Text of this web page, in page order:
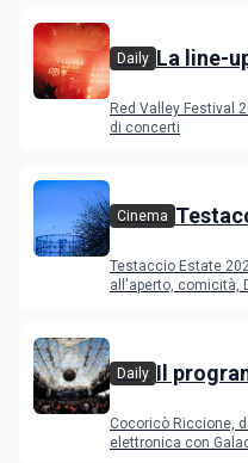
Daily La line-
Red Valley Festival
di concerti
Cinema
Testaccio Estate
all'aperto, comicità,
Daily Il
Cocoricò Riccione,
elettronica con